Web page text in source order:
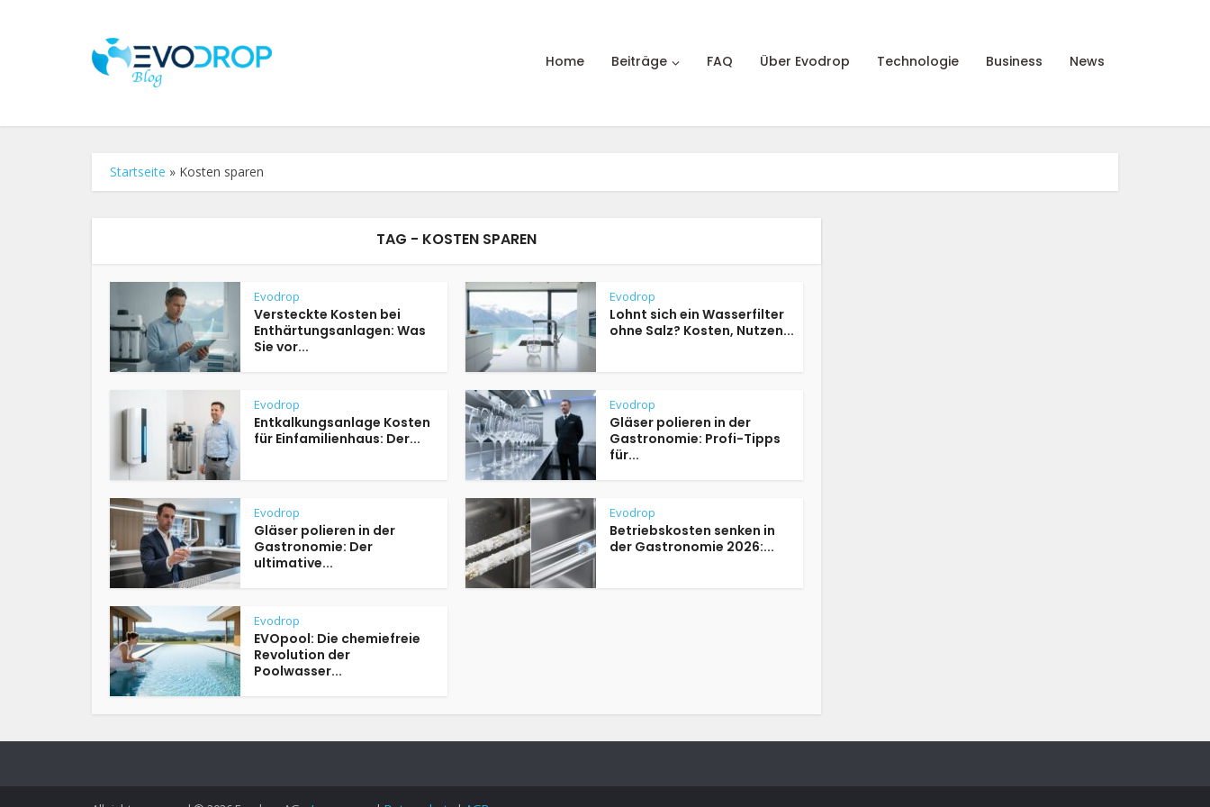
Home Beiträge FAQ Über Evodrop Technologie Business News
Startseite » Kosten sparen
TAG - KOSTEN SPAREN
Evodrop
Versteckte Kosten bei
Enthärtungsanlagen: Was
Sie vor...
Evodrop
Lohnt sich ein Wasserfilter
ohne Salz? Kosten, Nutzen...
Evodrop
Entkalkungsanlage Kosten
für Einfamilienhaus: Der...
Evodrop
Gläser polieren in der
Gastronomie: Profi-Tipps
für...
Evodrop
Gläser polieren in der
Gastronomie: Der
ultimative...
Evodrop
Betriebskosten senken in
der Gastronomie 2026:...
Evodrop
EVOpool: Die chemiefreie
Revolution der
Poolwasser...